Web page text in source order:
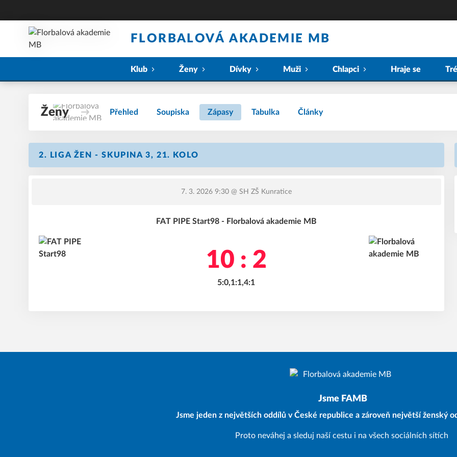
FLORBALOVÁ AKADEMIE MB
Klub Ženy Dívky Muži Chlapci Hraje se
Ženy Přehled Soupiska Zápasy Tabulka Články
2. LIGA ŽEN - SKUPINA 3, 21. KOLO
7. 3. 2026 9:30@ SH ZŠ Kunratice
FAT PIPE Start98 - Florbalová akademie MB
10 : 2
5:0,1:1,4:1
Jsme FAMB
Jsme jeden z největších oddílů v České republice a zároveň největší ženský
Proto neváhej a sleduj naší cestu i na všech sociálních sítích